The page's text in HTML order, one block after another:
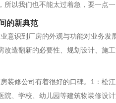
以我们也不能太过着急，要一点
装修到底需要多久的工期呢，今天
的新典范
意识到厂房的外观与功能对业务
造翻新的必要性、规划设计、施
升企业形象 厂房是企业的“脸面”
装修公司有着很好的口碑。1：松
、学校、幼儿园等建筑物装修设